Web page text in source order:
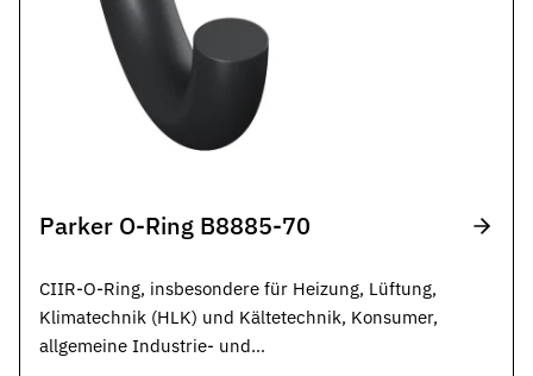
Parker O-Ring B8885-70
CIIR-O-Ring, insbesondere für Heizung, Lüftung,
Klimatechnik (HLK) und Kältetechnik, Konsumer,
allgemeine Industrie- und